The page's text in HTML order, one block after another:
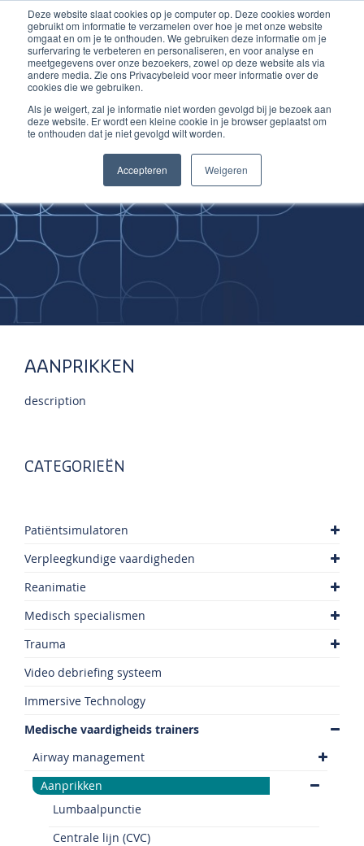
Deze website slaat cookies op je computer op. Deze cookies worden
gebruikt om informatie te verzamelen over hoe je met onze website
omgaat en om je te onthouden. We gebruiken deze informatie om je
surfervaring te verbeteren en personaliseren, en voor analyse en
meetgegevens over onze bezoekers, zowel op deze website als via
andere media. Zie ons Privacybeleid voor meer informatie over de
cookies die we gebruiken.
Als je weigert, zal je informatie niet worden gevolgd bij je bezoek aan
deze website. Er wordt een kleine cookie in je browser geplaatst om
te onthouden dat je niet gevolgd wilt worden.
Accepteren Weigeren
Inloggen account
Ga
naar
de
inhoud
Improving
Medical Skills
AANPRIKKEN
description
CATEGORIEËN
Patiëntsimulatoren
Verpleegkundige vaardigheden
Reanimatie
Medisch specialismen
Trauma
Video debriefing systeem
Immersive Technology
Medische vaardigheids trainers
Airway management
Aanprikken
Lumbaalpunctie
Centrale lijn (CVC)